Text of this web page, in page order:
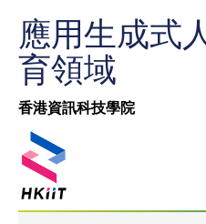
應用生成式
育領域
香港資訊科技學院